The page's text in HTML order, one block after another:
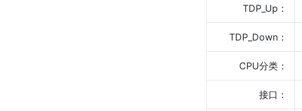
TDP_Up：
TDP_Down：
CPU分类：
接口：